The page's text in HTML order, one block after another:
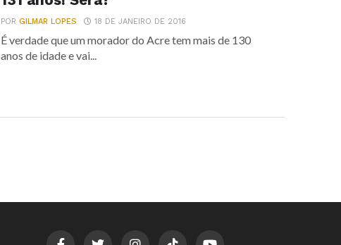
PORGILMAR LOPES 18 DE JANEIRO DE 2016
É verdade que um morador do Acre tem mais de 130
anos de idade e vai...